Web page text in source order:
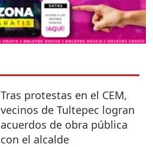
Tras protestas en el CEM,
vecinos de Tultepec logran
acuerdos de obra pública
con el alcalde